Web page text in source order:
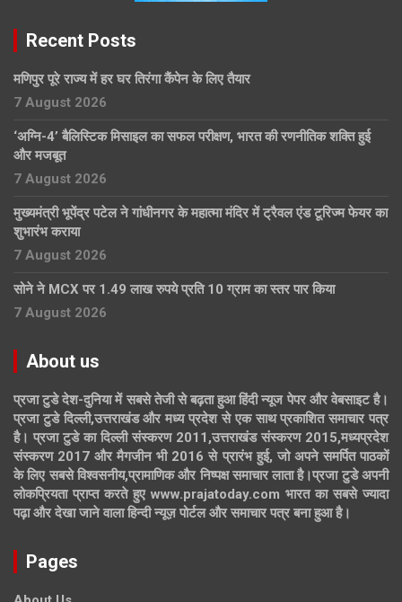
Recent Posts
मणिपुर पूरे राज्य में हर घर तिरंगा कैंपेन के लिए तैयार
7 August 2026
‘अग्नि-4’ बैलिस्टिक मिसाइल का सफल परीक्षण, भारत की रणनीतिक शक्ति हुई
और मजबूत
7 August 2026
मुख्यमंत्री भूपेंद्र पटेल ने गांधीनगर के महात्मा मंदिर में ट्रैवल एंड टूरिज्म फेयर का
शुभारंभ कराया
7 August 2026
सोने ने MCX पर 1.49 लाख रुपये प्रति 10 ग्राम का स्तर पार किया
7 August 2026
About us
प्रजा टुडे देश-दुनिया में सबसे तेजी से बढ़ता हुआ हिंदी न्यूज पेपर और वेबसाइट है।
प्रजा टुडे दिल्ली,उत्तराखंड और मध्य प्रदेश से एक साथ प्रकाशित समाचार पत्र
है। प्रजा टुडे का दिल्ली संस्करण 2011,उत्तराखंड संस्करण 2015,मध्यप्रदेश
संस्करण 2017 और मैगजीन भी 2016 से प्रारंभ हुई, जो अपने समर्पित पाठकों
के लिए सबसे विश्वसनीय,प्रामाणिक और निष्पक्ष समाचार लाता है।प्रजा टुडे अपनी
लोकप्रियता प्राप्त करते हुए www.prajatoday.com भारत का सबसे ज्यादा
पढ़ा और देखा जाने वाला हिन्दी न्यूज़ पोर्टल और समाचार पत्र बना हुआ है।
Pages